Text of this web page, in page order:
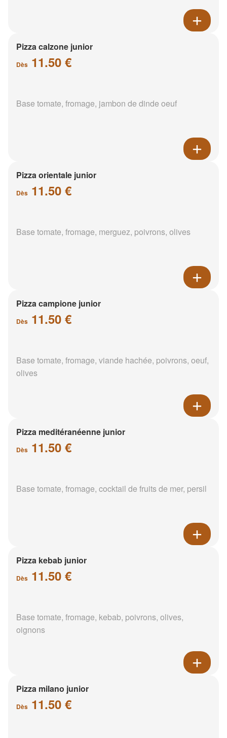
Pizza calzone junior
Dès 11.50 €
Base tomate, fromage, jambon de dinde oeuf
Pizza orientale junior
Dès 11.50 €
Base tomate, fromage, merguez, poivrons, olives
Pizza campione junior
Dès 11.50 €
Base tomate, fromage, viande hachée, poivrons, oeuf,
olives
Pizza meditéranéenne junior
Dès 11.50 €
Base tomate, fromage, cocktail de fruits de mer, persil
Pizza kebab junior
Dès 11.50 €
Base tomate, fromage, kebab, poivrons, olives,
oignons
Pizza milano junior
Dès 11.50 €